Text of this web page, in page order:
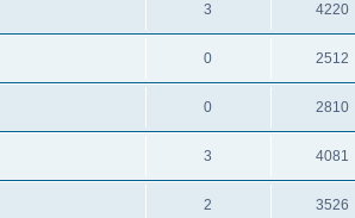
3 4220
0 2512
0 2810
3 4081
2 3526